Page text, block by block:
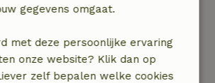
of later: geen terugbetaling
is van toepassing. Je wordt
het uitchecken.
gegevens omgaat.
met deze persoonlijke ervaring
onze website? Klik dan op
zelf bepalen welke cookies